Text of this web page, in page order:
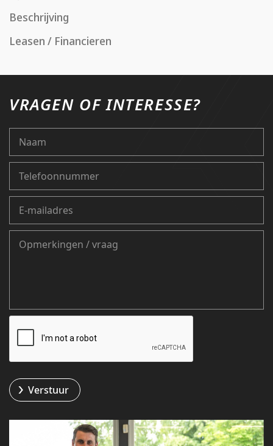
Beschrijving
Leasen / Financieren
VRAGEN OF INTERESSE?
Verstuur